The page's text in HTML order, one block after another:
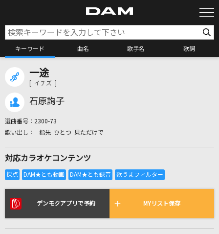
キーワード 曲名 歌手名 歌詞
全国りれき
リアルタイムで歌われている曲の一覧
一途
[ イチズ ]
石原詢子
選曲番号： 2300-73
指先 ひとつ 見ただけで
対応カラオケコンテンツ
デンモクアプリで予約 MYリスト保存